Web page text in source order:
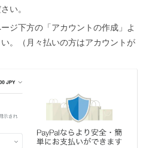
い。
ジ下方の「アカウントの作成」よ
。（月々払いの方はアカウントが